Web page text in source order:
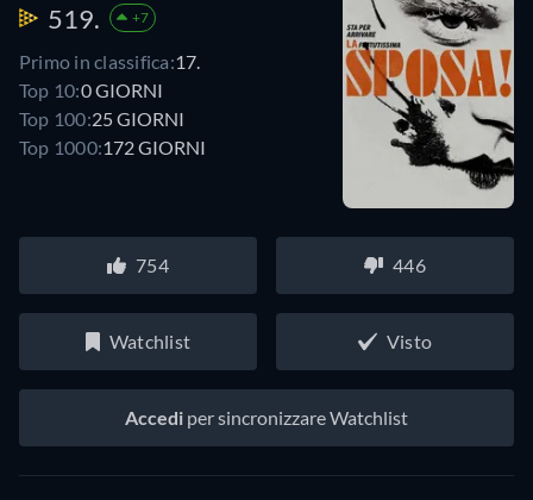
519. +7
Primo in classifica:17.
Top 10:0 GIORNI
Top 100:25 GIORNI
Top 1000:172 GIORNI
754 446
Watchlist Visto
Accedi per sincronizzare Watchlist